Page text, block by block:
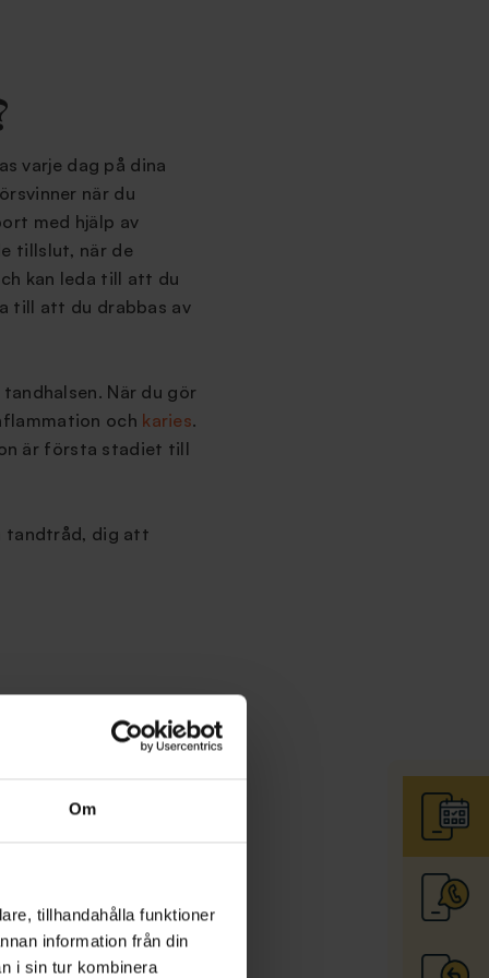
Om
tillhandahålla funktioner
information från din
i sin tur kombinera
varje dag på dina
när du
med hjälp av
tillslut, när de
kan leda till att du
till att du drabbas av
När du gör
och karies.
är första stadiet till
tandtråd, dig att
På så sätt